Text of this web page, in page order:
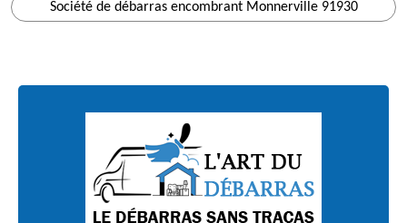
Société de débarras encombrant Monnerville 91930